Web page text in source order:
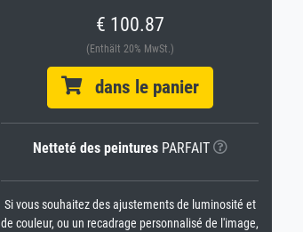
€ 100.87
(Enthält 20% MwSt.)
dans le panier
Netteté des peinturesPARFAIT
Si vous souhaitez des ajustements de luminosité et
de couleur, ou un recadrage personnalisé de l'image,